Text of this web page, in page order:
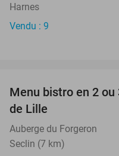
Harnes
Vendu : 9
Menu bistro en 2
de Lille
Auberge du Forgeron
Seclin (7 km)